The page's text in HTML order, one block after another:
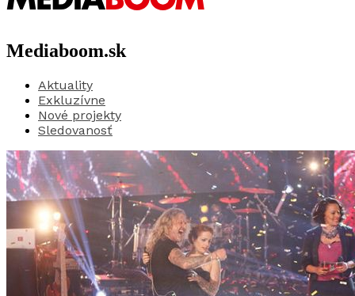
Mediaboom.sk
Aktuality
Exkluzívne
Nové projekty
Sledovanosť